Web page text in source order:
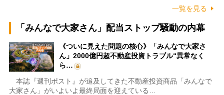
一覧を見る
「みんなで大家さん」配当ストップ騒動の内幕
《ついに見えた問題の核心》「みんなで大家さ
ん」2000億円超不動産投資トラブル“異常なく
ら…
本誌『週刊ポスト』が追及してきた不動産投資商品「みんなで
大家さん」がいよいよ最終局面を迎えている…